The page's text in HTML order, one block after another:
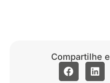
Compartilhe